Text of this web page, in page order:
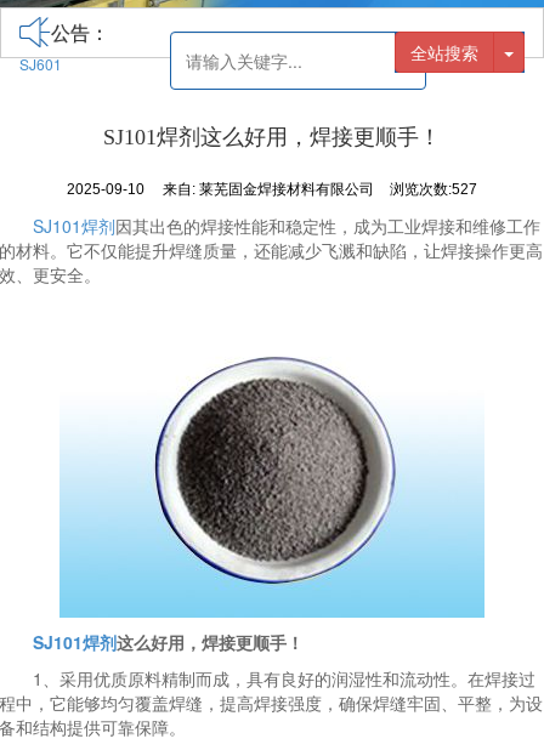
公告：
SJ601 全站搜索
SJ101焊剂这么好用，焊接更顺手！
2025-09-10 来自:莱芜固金焊接材料有限公司 浏览次数:527
SJ101焊剂因其出色的焊接性能和稳定性，成为工业焊接和维修工作
的材料。它不仅能提升焊缝质量，还能减少飞溅和缺陷，让焊接操作更高
效、更安全。
SJ101焊剂这么好用，焊接更顺手！
1、采用优质原料精制而成，具有良好的润湿性和流动性。在焊接过
程中，它能够均匀覆盖焊缝，提高焊接强度，确保焊缝牢固、平整，为设
备和结构提供可靠保障。